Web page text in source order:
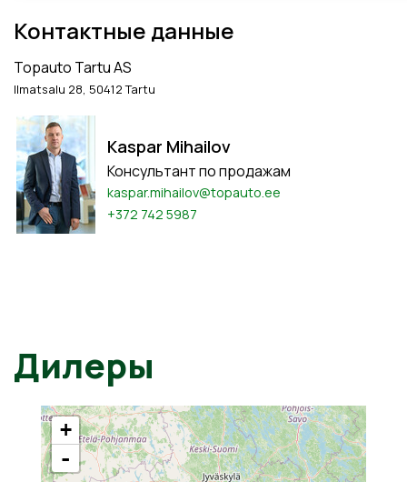
Контактные данные
Topauto Tartu AS
Ilmatsalu 28, 50412 Tartu
Kaspar Mihailov
Консультант по продажам
kaspar.mihailov@topauto.ee
+372 742 5987
Дилеры
+
-